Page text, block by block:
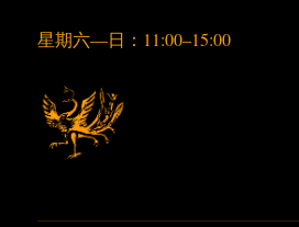
星期六—日：11:00–15:00